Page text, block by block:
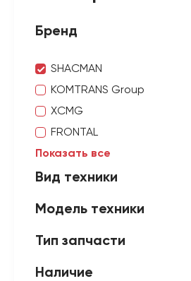
Бренд
SHACMAN
KOMTRANS Group
XCMG
FRONTAL
Показать все
Вид техники
Модель техники
Тип запчасти
Наличие